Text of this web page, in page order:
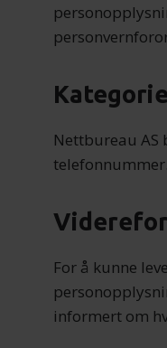
Nettbureau AS
telefonnummer.
For å kunne
informert om